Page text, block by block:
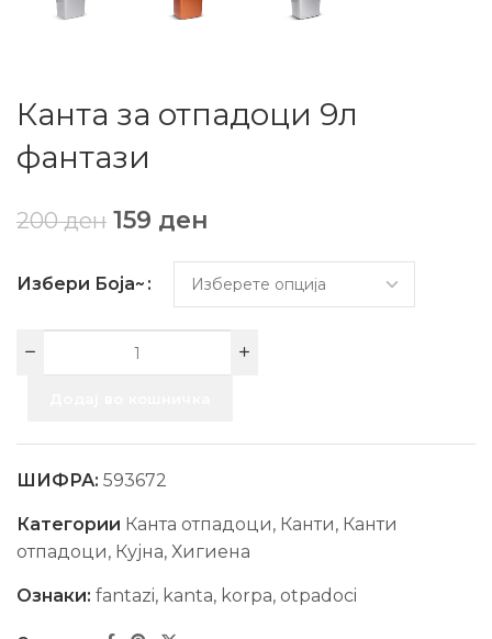
Канта за отпадоци 9л
фантази
200ден 159 ден
Избери Боја~
ШИФРА: 593672
Категории Канта отпадоци, Канти, Канти
отпадоци, Кујна, Хигиена
Ознаки: fantazi, kanta, korpa, otpadoci